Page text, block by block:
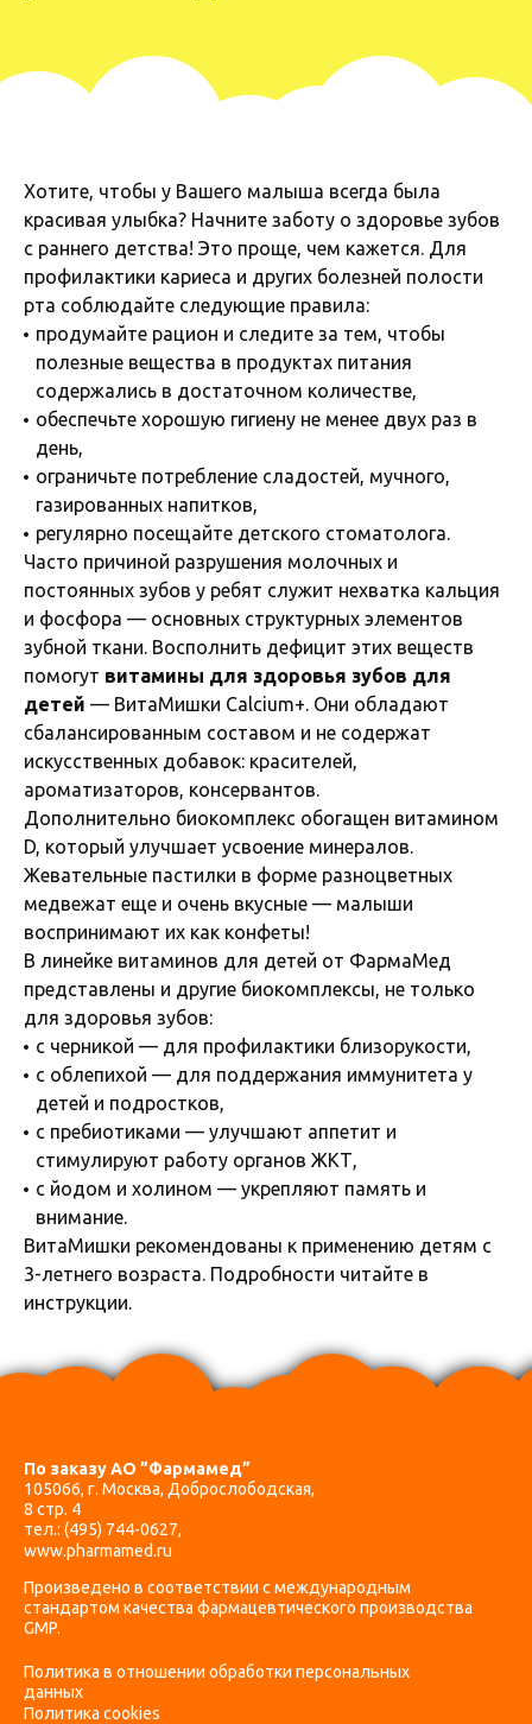
Хотите, чтобы у Вашего малыша всегда была
красивая улыбка? Начните заботу о здоровье зубов
с раннего детства! Это проще, чем кажется. Для
профилактики кариеса и других болезней полости
рта соблюдайте следующие правила:
продумайте рацион и следите за тем, чтобы
полезные вещества в продуктах питания
содержались в достаточном количестве,
обеспечьте хорошую гигиену не менее двух раз в
день,
ограничьте потребление сладостей, мучного,
газированных напитков,
регулярно посещайте детского стоматолога.
Часто причиной разрушения молочных и
постоянных зубов у ребят служит нехватка кальция
и фосфора — основных структурных элементов
зубной ткани. Восполнить дефицит этих веществ
помогут витамины для здоровья зубов для
детей — ВитаМишки Calcium+. Они обладают
сбалансированным составом и не содержат
искусственных добавок: красителей,
ароматизаторов, консервантов.
Дополнительно биокомплекс обогащен витамином
D, который улучшает усвоение минералов.
Жевательные пастилки в форме разноцветных
медвежат еще и очень вкусные — малыши
воспринимают их как конфеты!
В линейке витаминов для детей от ФармаМед
представлены и другие биокомплексы, не только
для здоровья зубов:
с черникой — для профилактики близорукости,
с облепихой — для поддержания иммунитета у
детей и подростков,
с пребиотиками — улучшают аппетит и
стимулируют работу органов ЖКТ,
с йодом и холином — укрепляют память и
внимание.
ВитаМишки рекомендованы к применению детям с
3-летнего возраста. Подробности читайте в
инструкции.
По заказу АО ”Фармамед”
105066, г. Москва, Доброслободская,
8 стр. 4
тел.: (495) 744-0627,
www.pharmamed.ru
Произведено в соответствии с международным
стандартом качества фармацевтического производства
GMP.
Политика в отношении обработки персональных
данных
Политика cookies